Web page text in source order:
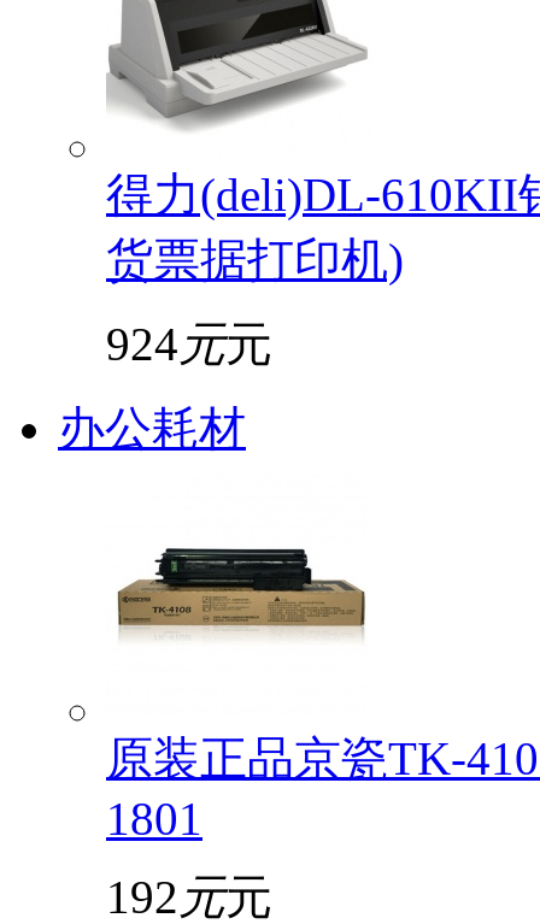
得力(deli)DL-610KII
货票据打印机)
924元元
办公耗材
原装正品京瓷TK-
1801
192 元元